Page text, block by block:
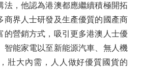
法，他認為港澳都應繼續積極開拓
商界人士研發及生產優質的國產商
的營銷方式，吸引更多港澳人士優
智能家電以至新能源汽車、無人機
壯大內需，人人做好優質國貨的